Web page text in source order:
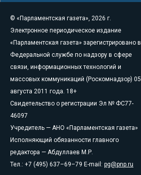
© «Парламентская газета», 2026 г.
Электронное периодическое издание
«Парламентская газета» зарегистрировано в
Федеральной службе по надзору в сфере
связи, информационных технологий и
массовых коммуникаций (Роскомнадзор) 05
августа 2011 года. 18+
Свидетельство о регистрации Эл № ФС77-
46097
Учредитель — АНО «Парламентская газета»
Исполняющий обязанности главного
редактора — Абдуллаев М.Р.
Тел.: +7 (495) 637–69–79 E-mail: pg@pnp.ru